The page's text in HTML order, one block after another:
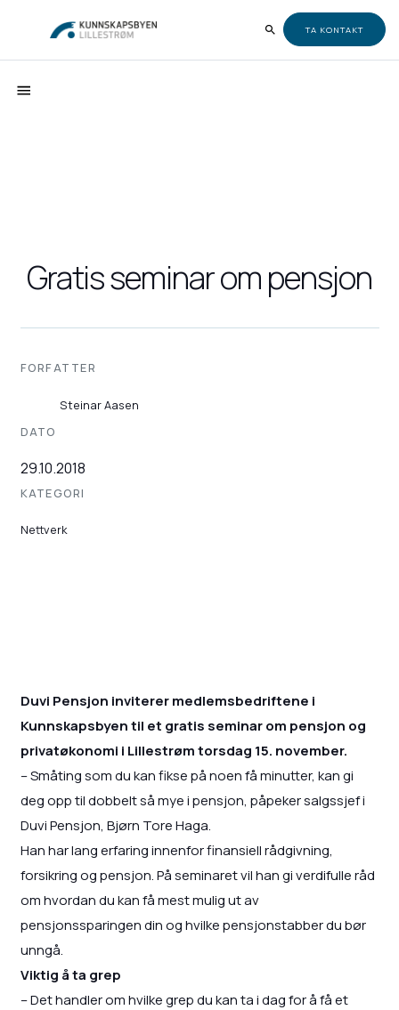
TA KONTAKT
Gratis seminar om pensjon
FORFATTER
Steinar Aasen
DATO
29.10.2018
KATEGORI
Nettverk
Duvi Pensjon inviterer medlemsbedriftene i
Kunnskapsbyen til et gratis seminar om pensjon og
privatøkonomi i Lillestrøm torsdag 15. november.
– Småting som du kan fikse på noen få minutter, kan gi
deg opp til dobbelt så mye i pensjon, påpeker salgssjef i
Duvi Pensjon, Bjørn Tore Haga.
Han har lang erfaring innenfor finansiell rådgivning,
forsikring og pensjon. På seminaret vil han gi verdifulle råd
om hvordan du kan få mest mulig ut av
pensjonssparingen din og hvilke pensjonstabber du bør
unngå.
Viktig å ta grep
– Det handler om hvilke grep du kan ta i dag for å få et